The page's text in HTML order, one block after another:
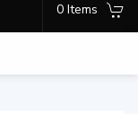
0 Items